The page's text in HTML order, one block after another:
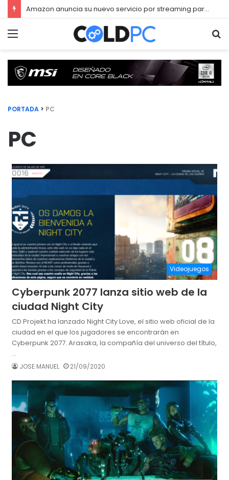
Amazon anuncia su nuevo servicio por streaming para juegos llamado Luna
Menú
PORTADA > PC
PC
Videojuegos
Cyberpunk 2077 lanza sitio web de la
ciudad Night City
CD Projekt ha lanzado Night City Love, el sitio web oficial de la
ciudad en el que los jugadores se encontrarán en
Cyberpunk 2077. Arasaka, la compañía del universo del título,
…
JOSE MANUEL 21/09/2020